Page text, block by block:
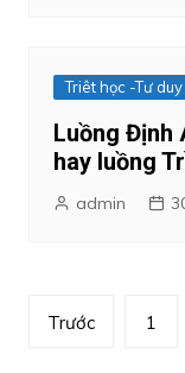
Triêt học -Tư
Luồng Định
hay luồng
admin
Phân
Trước 1